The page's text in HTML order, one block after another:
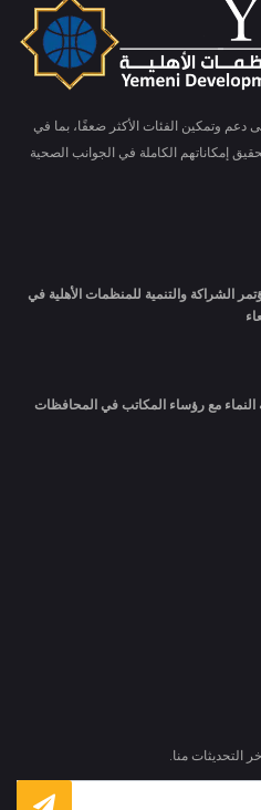
وتمكين الفئات الأكثر ضعفًا، بما في
إمكاناتهم الكاملة في الجوانب الصحية
الشراكة والتنمية للمنظمات الأهلية في
النماء مع رؤساء المكاتب في المحافظات
التحديثات منا.
والخصوصية
unsatiable assistance